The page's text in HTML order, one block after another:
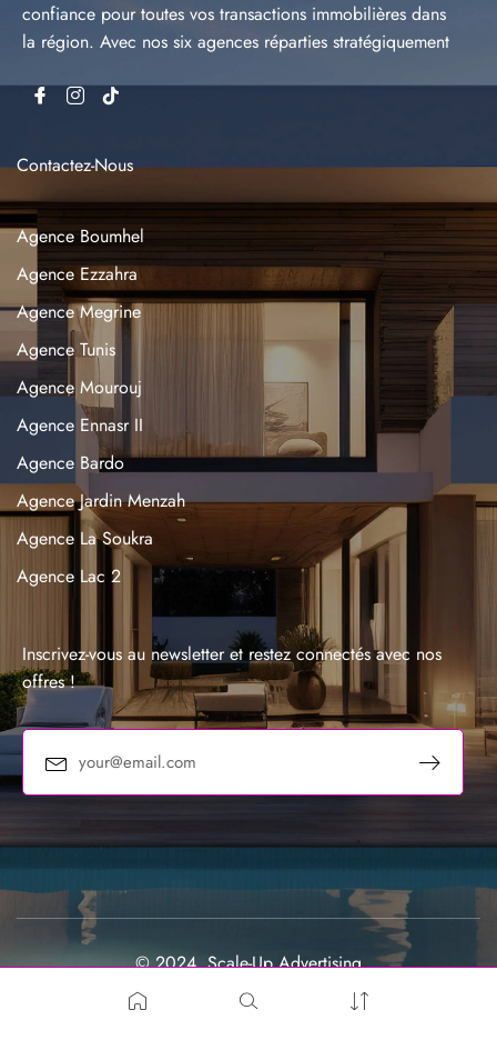
confiance pour toutes vos transactions immobilières dans
la région. Avec nos six agences réparties stratégiquement
Contactez-Nous
Agence Boumhel
Agence Ezzahra
Agence Megrine
Agence Tunis
Agence Mourouj
Agence Ennasr II
Agence Bardo
Agence Jardin Menzah
Agence La Soukra
Agence Lac 2
Agence Sousse
Inscrivez-vous au newsletter et restez connectés avec nos
offres !
© 2024, Scale-Up Advertising